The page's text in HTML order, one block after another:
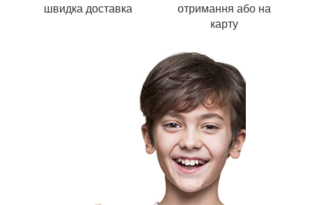
швидка доставка
отримання або на
карту